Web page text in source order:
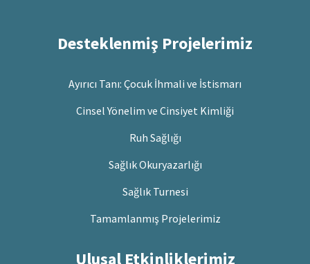
Desteklenmiş Projelerimiz
Ayırıcı Tanı: Çocuk İhmali ve İstismarı
Cinsel Yönelim ve Cinsiyet Kimliği
Ruh Sağlığı
Sağlık Okuryazarlığı
Sağlık Turnesi
Tamamlanmış Projelerimiz
Ulusal Etkinliklerimiz